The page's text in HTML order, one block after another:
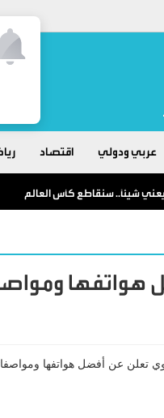
عربي ودولي اقتصاد
يعني شيئاً.. سنقاطع كأس العالم